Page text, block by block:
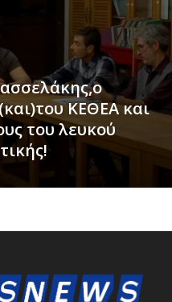
ΚΕΘΕΑ και
του λευκού